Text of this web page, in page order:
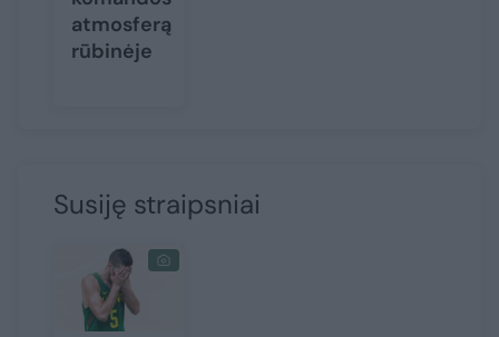
atmosferą
rūbinėje
Susiję straipsniai